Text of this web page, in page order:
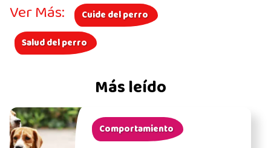
Más leído
Comportamiento
Ver Más:
Cuide del perro
Salud del perro